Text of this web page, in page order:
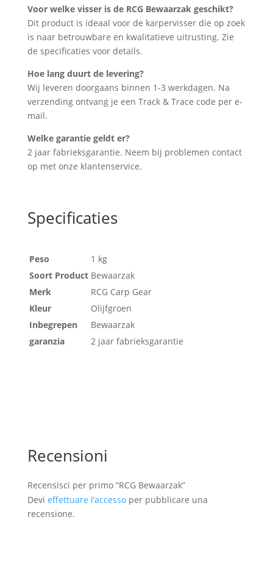
Voor welke visser is de RCG Bewaarzak geschikt?
Dit product is ideaal voor de karpervisser die op zoek
is naar betrouwbare en kwalitatieve uitrusting. Zie
de specificaties voor details.
Hoe lang duurt de levering?
Wij leveren doorgaans binnen 1-3 werkdagen. Na
verzending ontvang je een Track & Trace code per e-
mail.
Welke garantie geldt er?
2 jaar fabrieksgarantie. Neem bij problemen contact
op met onze klantenservice.
Specificaties
Peso
1 kg
Soort Product Bewaarzak
Merk
RCG Carp Gear
Kleur
Olijfgroen
Inbegrepen
Bewaarzak
garanzia
2 jaar fabrieksgarantie
Recensioni
Recensisci per primo “RCG Bewaarzak”
Devi effettuare l’accessoper pubblicare una
recensione.